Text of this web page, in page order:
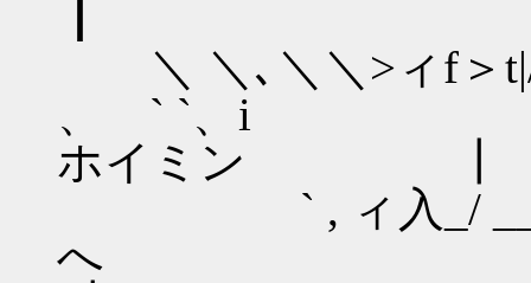
＼ ＼､＼＼>ィf＞t|/
、 ` `、i
ホイミン ┃
` , ィ入_/